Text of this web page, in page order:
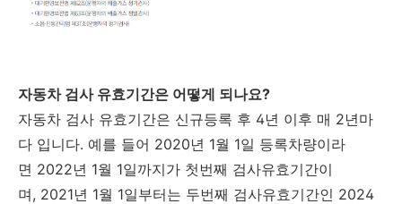
자동차 검사 유효기간은 어떻게 되나요?
자동차 검사 유효기간은 신규등록 후 4년 이후 매 2년마
다 입니다. 예를 들어 2020년 1월 1일 등록차량이라
면 2022년 1월 1일까지가 첫번째 검사유효기간이
며, 2021년 1월 1일부터는 두번째 검사유효기간인 2024